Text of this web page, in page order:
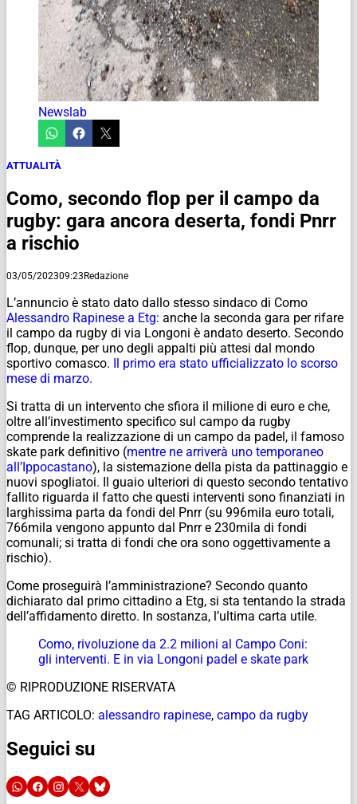
Newslab
ATTUALITÀ
Como, secondo flop per il campo da
rugby: gara ancora deserta, fondi Pnrr
a rischio
03/05/202309:23Redazione
L’annuncio è stato dato dallo stesso sindaco di Como
Alessandro Rapinese a Etg: anche la seconda gara per rifare
il campo da rugby di via Longoni è andato deserto. Secondo
flop, dunque, per uno degli appalti più attesi dal mondo
sportivo comasco. Il primo era stato ufficializzato lo scorso
mese di marzo.
Si tratta di un intervento che sfiora il milione di euro e che,
oltre all’investimento specifico sul campo da rugby
comprende la realizzazione di un campo da padel, il famoso
skate park definitivo (mentre ne arriverà uno temporaneo
all’Ippocastano), la sistemazione della pista da pattinaggio e
nuovi spogliatoi. Il guaio ulteriori di questo secondo tentativo
fallito riguarda il fatto che questi interventi sono finanziati in
larghissima parta da fondi del Pnrr (su 996mila euro totali,
766mila vengono appunto dal Pnrr e 230mila di fondi
comunali; si tratta di fondi che ora sono oggettivamente a
rischio).
Come proseguirà l’amministrazione? Secondo quanto
dichiarato dal primo cittadino a Etg, si sta tentando la strada
dell’affidamento diretto. In sostanza, l’ultima carta utile.
Como, rivoluzione da 2.2 milioni al Campo Coni:
gli interventi. E in via Longoni padel e skate park
© RIPRODUZIONE RISERVATA
TAG ARTICOLO: alessandro rapinese, campo da rugby
Seguici su